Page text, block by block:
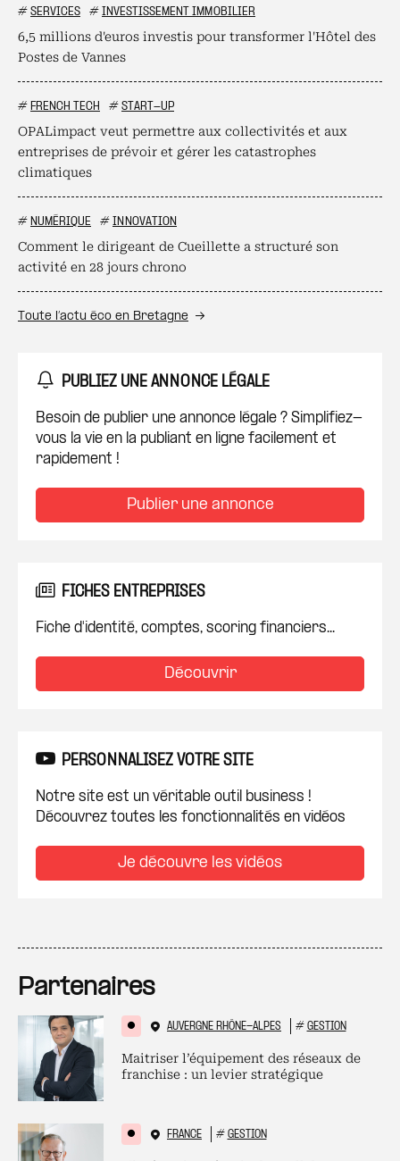
# SERVICES # INVESTISSEMENT IMMOBILIER
6,5 millions d'euros investis pour transformer l'Hôtel des
Postes de Vannes
# FRENCH TECH # START-UP
OPALimpact veut permettre aux collectivités et aux
entreprises de prévoir et gérer les catastrophes
climatiques
# NUMÉRIQUE # INNOVATION
Comment le dirigeant de Cueillette a structuré son
activité en 28 jours chrono
Toute l’actu éco en Bretagne
PUBLIEZ UNE ANNONCE LÉGALE
Besoin de publier une annonce légale ? Simplifiez-
vous la vie en la publiant en ligne facilement et
rapidement !
Publier une annonce
FICHES ENTREPRISES
Fiche d'identité, comptes, scoring financiers...
Découvrir
PERSONNALISEZ VOTRE SITE
Notre site est un véritable outil business !
Découvrez toutes les fonctionnalités en vidéos
Je découvre les vidéos
Partenaires
AUVERGNE RHÔNE-ALPES # GESTION
Maitriser l’équipement des réseaux de
franchise : un levier stratégique
FRANCE # GESTION